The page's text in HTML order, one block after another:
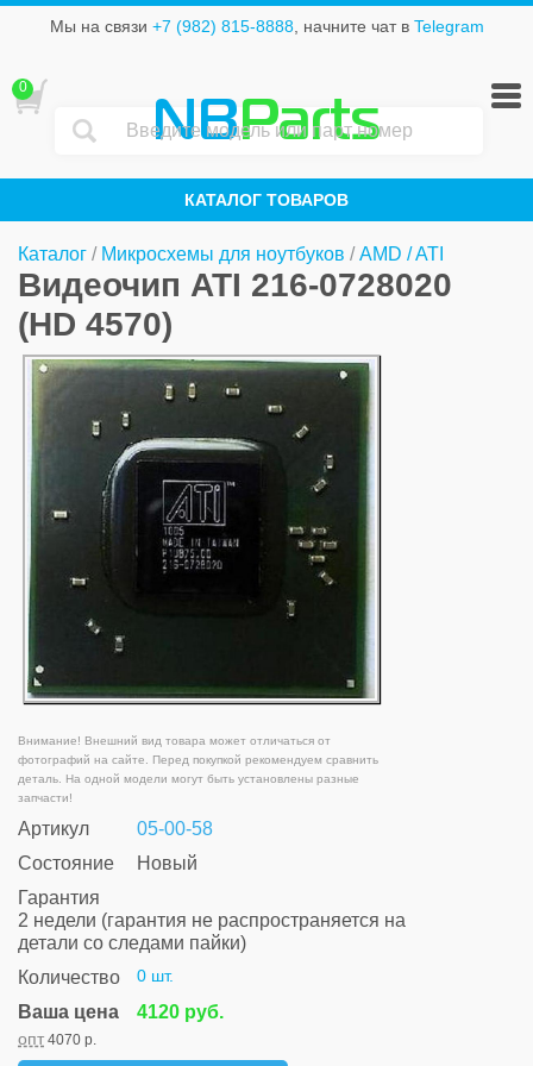
Мы на связи +7 (982) 815-8888, начните чат в Telegram
NBParts
КАТАЛОГ ТОВАРОВ
0
Каталог / Микросхемы для ноутбуков /AMD / ATI
Видеочип ATI 216-0728020
(HD 4570)
Внимание! Внешний вид товара может отличаться от
фотографий на сайте. Перед покупкой рекомендуем сравнить
деталь. На одной модели могут быть установлены разные
запчасти!
Артикул
05-00-58
Состояние
Новый
Гарантия
2 недели (гарантия не распространяется на
детали со следами пайки)
Количество
0 шт.
Ваша цена 4120 руб.
опт 4070 р.